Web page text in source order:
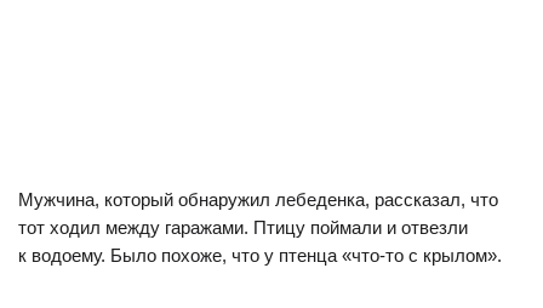
Мужчина, который обнаружил лебеденка, рассказал, что
тот ходил между гаражами. Птицу поймали и отвезли
к водоему. Было похоже, что у птенца «что-то с крылом».